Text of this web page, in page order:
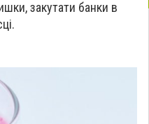
закутати банки в